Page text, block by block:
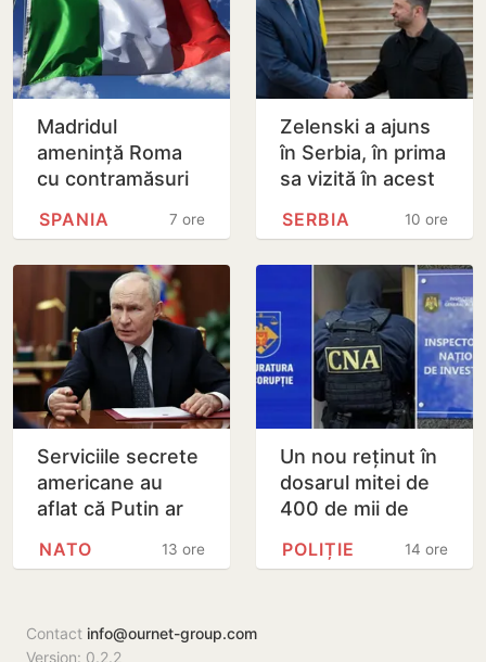
Madridul
amenință Roma
cu contramăsuri
renunță la
frontieră pentru…
7 ore
SPANIA
Zelenski a ajuns
în Serbia, în prima
sa vizită în acest
tradițional al
10 ore
SERBIA
Serviciile secrete
americane au
aflat că Putin ar
cu un atac chiar în
13 ore
NATO
Un nou reținut în
dosarul mitei de
400 de mii de
facilitat transferul
14 ore
POLIȚIE
Contact info@ournet-group.com
Version: 0.2.2